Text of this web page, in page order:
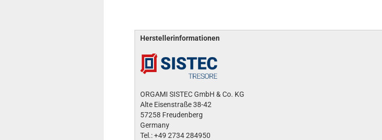
Herstellerinformationen
ORGAMI SISTEC GmbH & Co. KG
Alte Eisenstraße 38-42
57258 Freudenberg
Germany
Tel.: +49 2734 284950